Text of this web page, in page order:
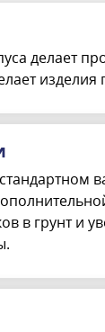
делает
изделия
в грунт и